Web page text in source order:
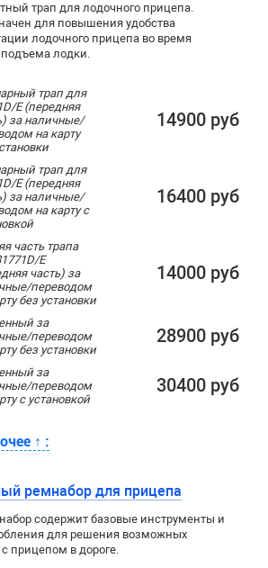
трап для лодочного прицепа.
для повышения удобства
лодочного прицепа во время
подъема лодки.
трап для
E (передняя
за наличные/
на карту
14900 руб
трап для
E (передняя
за наличные/
на карту с
16400 руб
часть трапа
E
часть) за
переводом
без установки
14000 руб
за
переводом
без установки
28900 руб
за
переводом
с установкой
30400 руб
↑ :
ремнабор для прицепа
содержит базовые инструменты и
для решения возможных
прицепом в дороге.